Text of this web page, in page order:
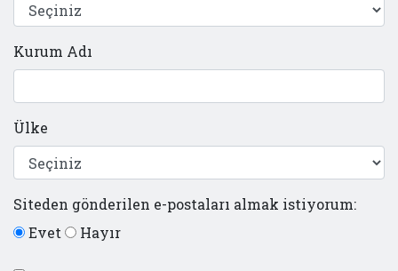
Kurum Adı
Ülke
Siteden gönderilen e-postaları almak istiyorum:
Evet
Hayır